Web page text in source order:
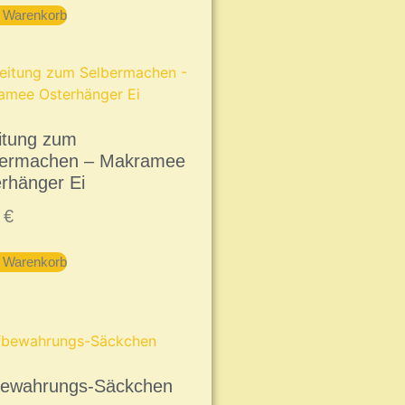
zum
– Makramee
Ei
€
Säckchen